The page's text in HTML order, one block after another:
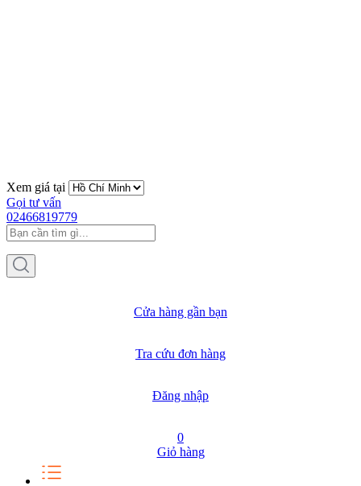
Xem giá tại
Gọi tư vấn
02466819779
Cửa hàng gần bạn
Tra cứu đơn hàng
Đăng nhập
0
Giỏ hàng